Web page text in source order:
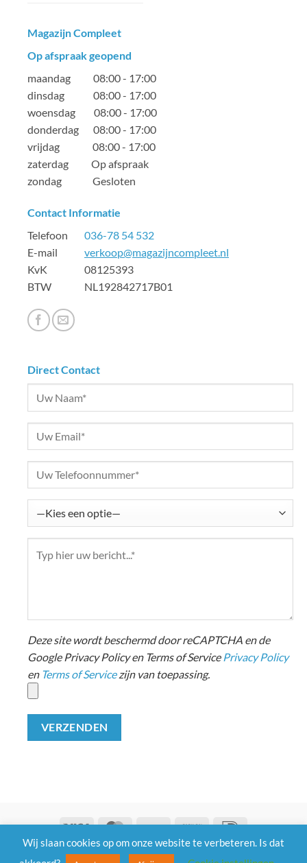
Magazijn Compleet
Op afspraak geopend
maandag 08:00 - 17:00
dinsdag 08:00 - 17:00
woensdag 08:00 - 17:00
donderdag 08:00 - 17:00
vrijdag 08:00 - 17:00
zaterdag Op afspraak
zondag Gesloten
Contact Informatie
Telefoon 036-78 54 532
E-mail verkoop@magazijncompleet.nl
KvK 08125393
BTW NL192842717B01
Direct Contact
Deze site wordt beschermd door reCAPTCHA en de
Google Privacy Policy en Terms of Service Privacy Policy
en Terms of Servicezijn van toepassing.
Visa MasterCard
Bank
Transfer
Cash
on
Pickup
IDeal
Algemene Voorwaarden| Privacy |
Wij slaan cookies op om onze website te verbeteren. Is dat